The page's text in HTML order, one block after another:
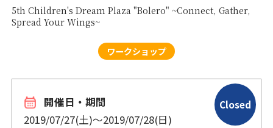
5th Children's Dream Plaza "Bolero" ~Connect, Gather,
Spread Your Wings~
ワークショップ
開催日・期間
2019/07/27(土)〜2019/07/28(日)
Closed